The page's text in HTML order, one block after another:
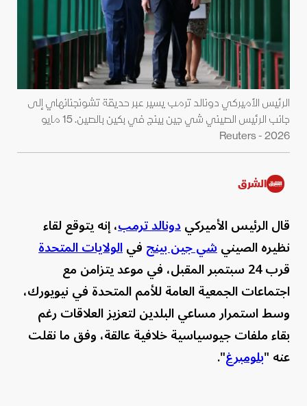
الرئيس الأميركي دونالد ترمب يسير عبر حديقة تشونجنانهاي إلى
جانب الرئيس الصيني شي جين بينج في بكين بالصين. 15 مايو
2026 - Reuters
الشرق
قال الرئيس الأميركيدونالد ترمب، إنه يتوقع لقاء
نظيره الصينيشي جين بينجفيالولايات المتحدة
قرب 24 سبتمبر المقبل، في موعد يتزامن مع
اجتماعات الجمعية العامة للأمم المتحدة في نيويورك،
وسط استمرار مساعي البلدين لتعزيز العلاقات رغم
بقاء ملفات جيوسياسية خلافية عالقة، وفق ما نقلت
عنه "بلومبرغ".